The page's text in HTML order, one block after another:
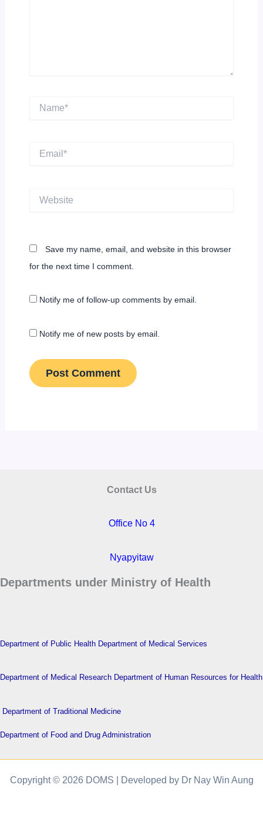
Email*
Save my name, email, and website in this browser
for the next time I comment.
Notify me of follow-up comments by email.
Notify me of new posts by email.
Contact Us
Office No 4
Nyapyitaw
Departments under Ministry of Health
Department of Public Health Department of Medical Services
Department of Medical Research Department of Human Resources for Health
Department of Traditional Medicine
Department of Food and Drug Administration
Copyright © 2026 DOMS | Developed by Dr Nay Win Aung